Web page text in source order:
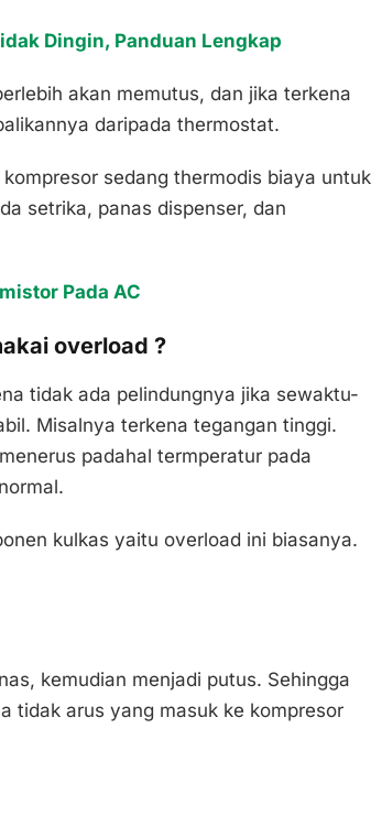
Dingin, Panduan Lengkap
akan memutus, dan jika terkena
daripada thermostat.
sedang thermodis biaya untuk
setrika, panas dispenser, dan
Pada AC
overload ?
tidak ada pelindungnya jika sewaktu-
Misalnya terkena tegangan tinggi.
padahal termperatur pada
kulkas yaitu overload ini biasanya.
kemudian menjadi putus. Sehingga
tidak arus yang masuk ke kompresor